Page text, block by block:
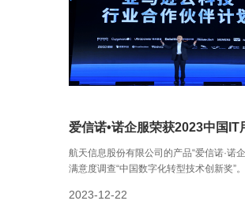
爱信诺•诺企服荣获2023中国
航天信息股份有限公司的产品“爱信诺·诺
满意度调查“中国数字化转型技术创新奖”。
2023-12-22